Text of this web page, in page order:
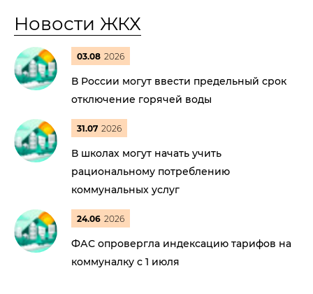
Новости ЖКХ
03.08 2026
В России могут ввести предельный срок
отключение горячей воды
31.07 2026
В школах могут начать учить
рациональному потреблению
коммунальных услуг
24.06 2026
ФАС опровергла индексацию тарифов на
коммуналку с 1 июля